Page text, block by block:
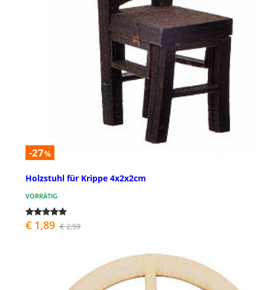
-27%
Holzstuhl für Krippe 4x2x2cm
VORRÄTIG
€ 1,89 € 2,59